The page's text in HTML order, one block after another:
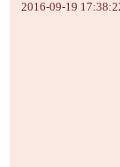
2016-09-19